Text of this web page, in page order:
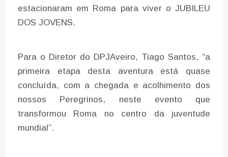
estacionaram em Roma para viver o JUBILEU
DOS JOVENS.
Para o Diretor do DPJAveiro, Tiago Santos, “a
primeira etapa desta aventura está quase
concluída, com a chegada e acolhimento dos
nossos Peregrinos, neste evento que
transformou Roma no centro da juventude
mundial”.